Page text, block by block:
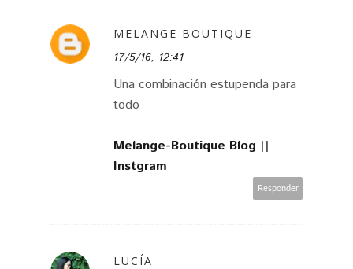
MELANGE BOUTIQUE
17/5/16, 12:41
Una combinación estupenda para
todo
Melange-Boutique Blog ||
Instgram
Responder
LUCÍA